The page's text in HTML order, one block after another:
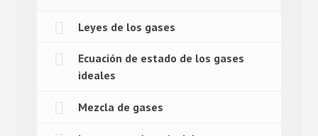
Leyes de los gases
Ecuación de estado de los gases
ideales
Mezcla de gases